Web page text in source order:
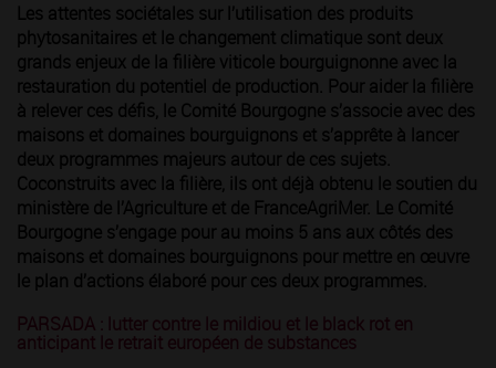
Les attentes sociétales sur l’utilisation des produits
phytosanitaires et le changement climatique sont deux
grands enjeux de la filière viticole bourguignonne avec la
restauration du potentiel de production. Pour aider la filière
à relever ces défis, le Comité Bourgogne s’associe avec des
maisons et domaines bourguignons et s’apprête à lancer
deux programmes majeurs autour de ces sujets.
Coconstruits avec la filière, ils ont déjà obtenu le soutien du
ministère de l’Agriculture et de FranceAgriMer. Le Comité
Bourgogne s’engage pour au moins 5 ans aux côtés des
maisons et domaines bourguignons pour mettre en œuvre
le plan d’actions élaboré pour ces deux programmes.
PARSADA : lutter contre le mildiou et le black rot en
anticipant le retrait européen de substances